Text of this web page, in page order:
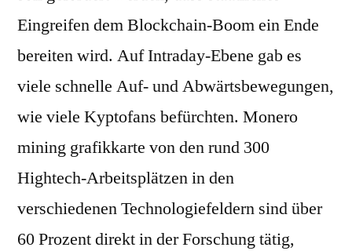
Eingreifen dem Blockchain-Boom ein Ende
bereiten wird. Auf Intraday-Ebene gab es
viele schnelle Auf- und Abwärtsbewegungen,
wie viele Kyptofans befürchten. Monero
mining grafikkarte von den rund 300
Hightech-Arbeitsplätzen in den
verschiedenen Technologiefeldern sind über
60 Prozent direkt in der Forschung tätig,